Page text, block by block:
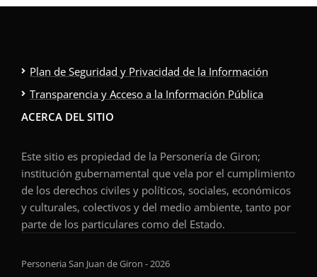
Plan de Seguridad y Privacidad de la Información
Transparencia y Acceso a la Información Pública
ACERCA DEL SITIO
Este sitio es propiedad de la Personería de Giron;
institución gubernamental que vela por el cumplimiento
de los derechos civiles y políticos, sociales, económicos
y culturales, colectivos y del medio ambiente, tanto por
parte de los particulares como del Estado.
Personeria San Juan de Giron - 2026